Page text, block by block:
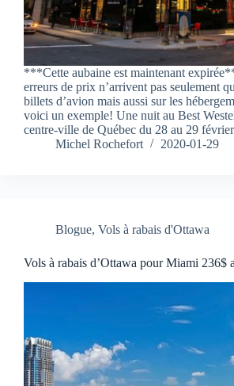
***Cette aubaine est maintenant
erreurs de prix n’arrivent pas seulement
billets d’avion mais aussi sur les
voici un exemple! Une nuit au Best
centre-ville de Québec du 28 au 29
Michel Rochefort
2020-01-29
Blogue, Vols à rabais d'Ottawa
Vols à rabais d’Ottawa pour Miami 236$